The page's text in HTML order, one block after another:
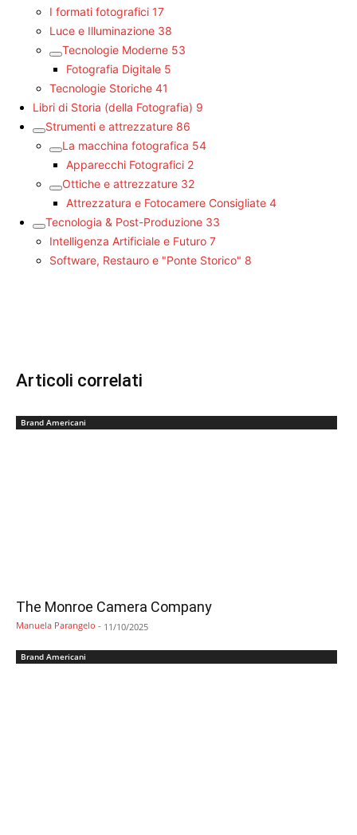
I formati fotografici 17
Luce e Illuminazione 38
Tecnologie Moderne 53
Fotografia Digitale 5
Tecnologie Storiche 41
Libri di Storia (della Fotografia) 9
Strumenti e attrezzature 86
La macchina fotografica 54
Apparecchi Fotografici 2
Ottiche e attrezzature 32
Attrezzatura e Fotocamere Consigliate 4
Tecnologia & Post-Produzione 33
Intelligenza Artificiale e Futuro 7
Software, Restauro e "Ponte Storico" 8
Articoli correlati
Brand Americani
The Monroe Camera Company
Manuela Parangelo - 11/10/2025
Brand Americani